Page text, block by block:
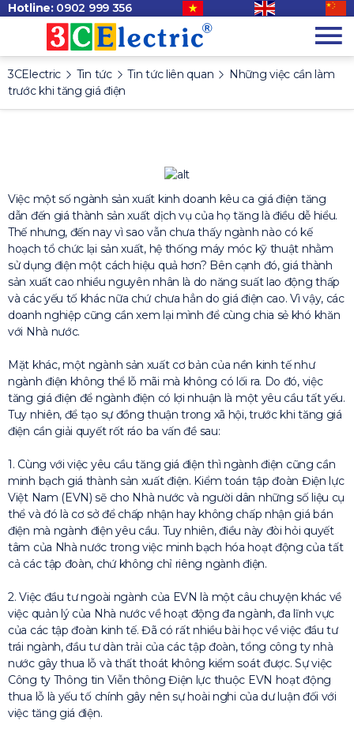
Hotline: 0902 999 356
3CElectric Tin tức Tin tức liên quan
Những việc cần làm
trước khi tăng giá điện
Việc một số ngành sản xuất kinh doanh kêu ca giá điện tăng
dẫn đến giá thành sản xuất dịch vụ của họ tăng là điều dễ hiểu.
Thế nhưng, đến nay vì sao vẫn chưa thấy ngành nào có kế
hoạch tổ chức lại sản xuất, hệ thống máy móc kỹ thuật nhằm
sử dụng điện một cách hiệu quả hơn? Bên cạnh đó, giá thành
sản xuất cao nhiều nguyên nhân là do năng suất lao động thấp
và các yếu tố khác nữa chứ chưa hẳn do giá điện cao. Vì vậy, các
doanh nghiệp cũng cần xem lại mình để cùng chia sẻ khó khăn
với Nhà nước.
Mặt khác, một ngành sản xuất cơ bản của nền kinh tế như
ngành điện không thể lỗ mãi mà không có lối ra. Do đó, việc
tăng giá điện để ngành điện có lợi nhuận là một yêu cầu tất yếu.
Tuy nhiên, để tạo sự đồng thuận trong xã hội, trước khi tăng giá
điện cần giải quyết rốt ráo ba vấn đề sau:
1. Cùng với việc yêu cầu tăng giá điện thì ngành điện cũng cần
minh bạch giá thành sản xuất điện. Kiểm toán tập đoàn Điện lực
Việt Nam (EVN) sẽ cho Nhà nước và người dân những số liệu cụ
thể và đó là cơ sở để chấp nhận hay không chấp nhận giá bán
điện mà ngành điện yêu cầu. Tuy nhiên, điều này đòi hỏi quyết
tâm của Nhà nước trong việc minh bạch hóa hoạt động của tất
cả các tập đoàn, chứ không chỉ riêng ngành điện.
2. Việc đầu tư ngoài ngành của EVN là một câu chuyện khác về
việc quản lý của Nhà nước về hoạt động đa ngành, đa lĩnh vực
của các tập đoàn kinh tế. Đã có rất nhiều bài học về việc đầu tư
trái ngành, đầu tư dàn trải của các tập đoàn, tổng công ty nhà
nước gây thua lỗ và thất thoát không kiểm soát được. Sự việc
Công ty Thông tin Viễn thông Điện lực thuộc EVN hoạt động
thua lỗ là yếu tố chính gây nên sự hoài nghi của dư luận đối với
việc tăng giá điện.